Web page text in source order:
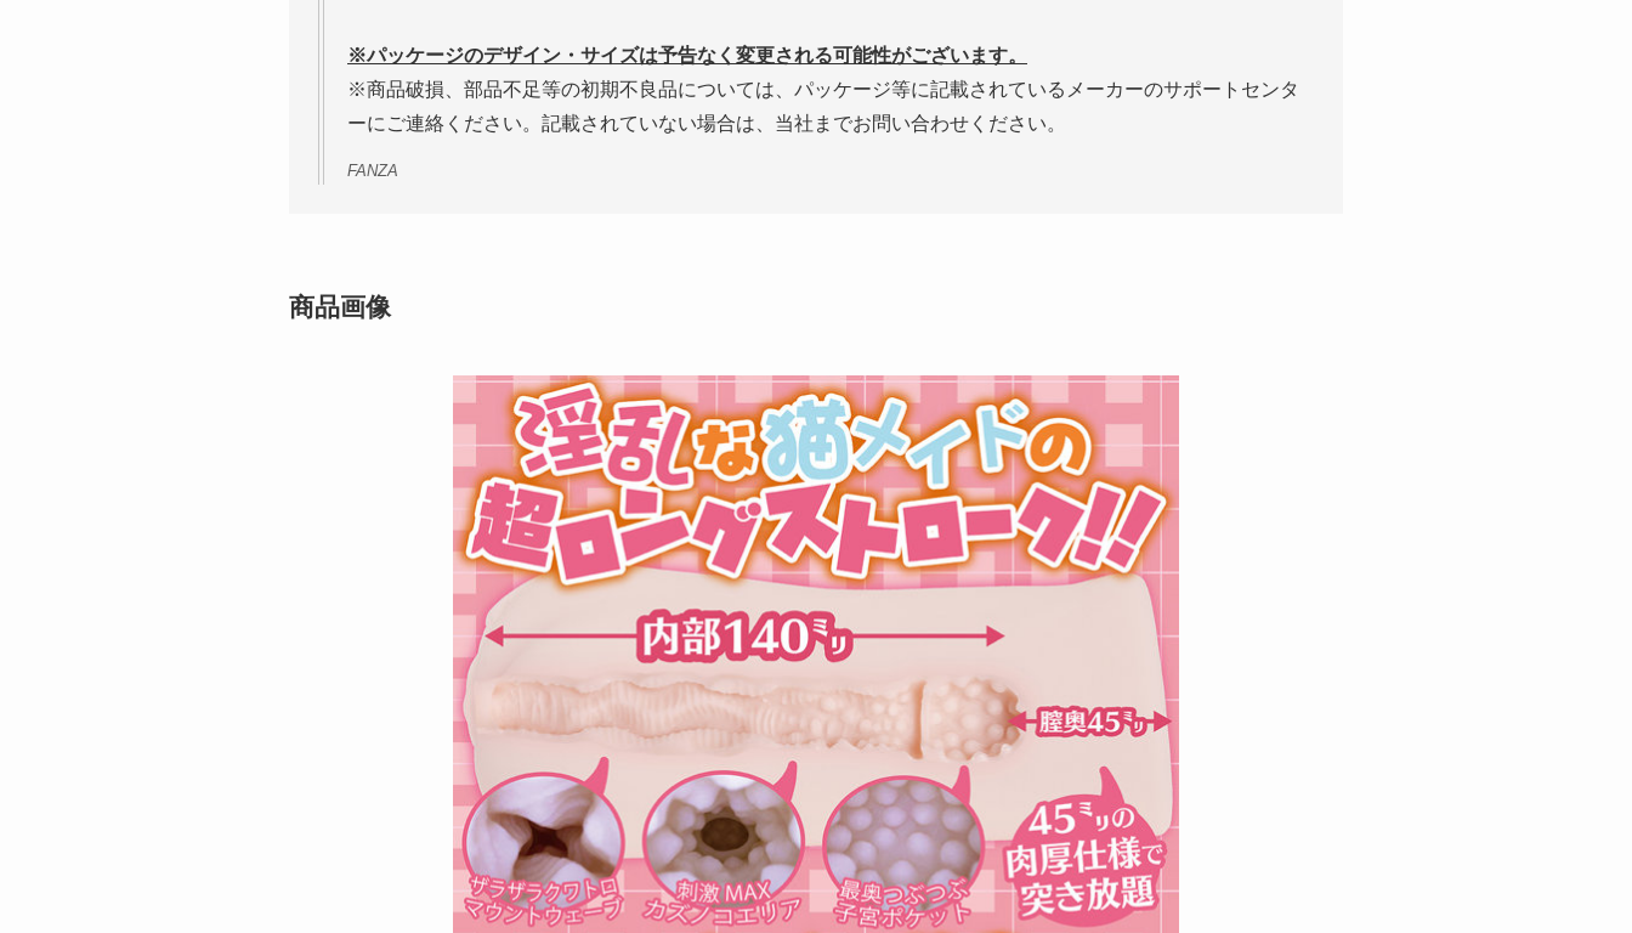
※パッケージのデザイン・サイズは予告なく変更される可能性がございます。
※商品破損、部品不足等の初期不良品については、パッケージ等に記載されているメーカーのサポートセンタ
ーにご連絡ください。記載されていない場合は、当社までお問い合わせください。
FANZA
商品画像